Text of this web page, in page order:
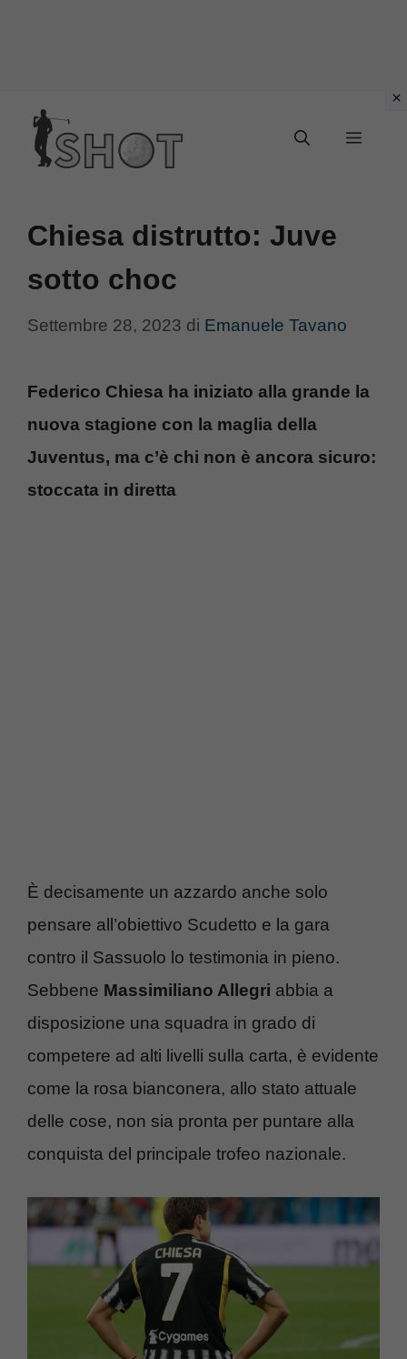
contenuto
Menu
Chiesa distrutto: Juve
sotto choc
Settembre 28, 2023 di Emanuele Tavano
Federico Chiesa ha iniziato alla grande la
nuova stagione con la maglia della
Juventus, ma c’è chi non è ancora sicuro:
stoccata in diretta
È decisamente un azzardo anche solo
pensare all’obiettivo Scudetto e la gara
contro il Sassuolo lo testimonia in pieno.
Sebbene Massimiliano Allegri abbia a
disposizione una squadra in grado di
competere ad alti livelli sulla carta, è evidente
come la rosa bianconera, allo stato attuale
delle cose, non sia pronta per puntare alla
conquista del principale trofeo nazionale.